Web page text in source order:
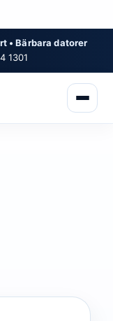
• Bärbara datorer
1301